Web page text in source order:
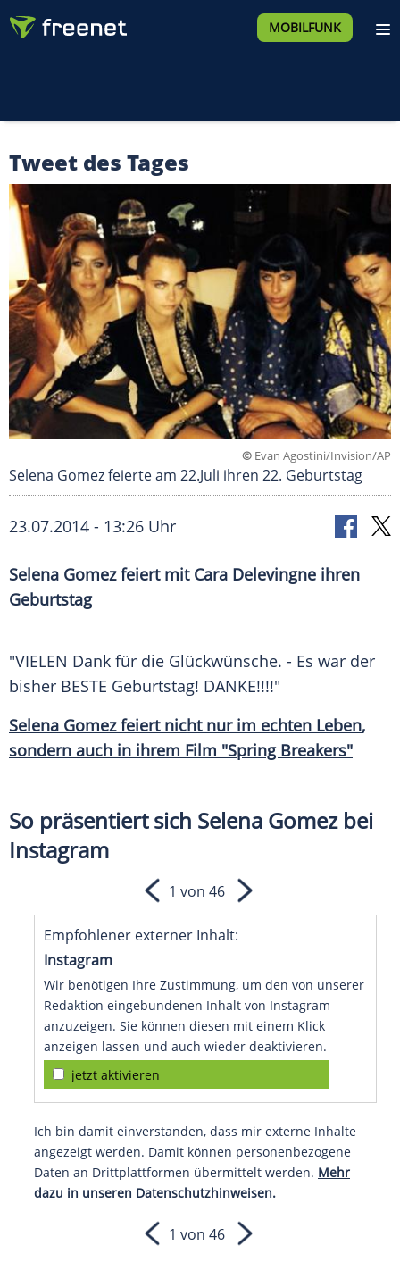
MOBILFUNK
Tweet des Tages
© Evan Agostini/Invision/AP
Selena Gomez feierte am 22.Juli ihren 22. Geburtstag
23.07.2014 - 13:26 Uhr
Selena Gomez feiert mit Cara Delevingne ihren
Geburtstag
"VIELEN Dank für die Glückwünsche. - Es war der
bisher BESTE Geburtstag! DANKE!!!!"
Selena Gomez feiert nicht nur im echten Leben,
sondern auch in ihrem Film "Spring Breakers"
So präsentiert sich Selena Gomez bei
Instagram
Empfohlener externer Inhalt:
Instagram
Wir benötigen Ihre Zustimmung, um den von unserer
Redaktion eingebundenen Inhalt von Instagram
anzuzeigen. Sie können diesen mit einem Klick
anzeigen lassen und auch wieder deaktivieren.
jetzt aktivieren
Ich bin damit einverstanden, dass mir externe Inhalte
angezeigt werden. Damit können personenbezogene
Daten an Drittplattformen übermittelt werden. Mehr
dazu in unseren Datenschutzhinweisen.
1 von 46
1 von 46